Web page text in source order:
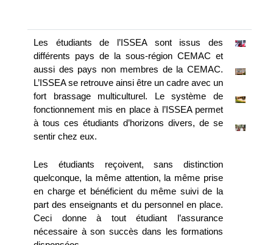
Les étudiants de l’ISSEA sont issus des
différents pays de la sous-région CEMAC et
aussi des pays non membres de la CEMAC.
L’ISSEA se retrouve ainsi être un cadre avec un
fort brassage multiculturel. Le système de
fonctionnement mis en place à l’ISSEA permet
à tous ces étudiants d’horizons divers, de se
sentir chez eux.
Les étudiants reçoivent, sans distinction
quelconque, la même attention, la même prise
en charge et bénéficient du même suivi de la
part des enseignants et du personnel en place.
Ceci donne à tout étudiant l’assurance
nécessaire à son succès dans les formations